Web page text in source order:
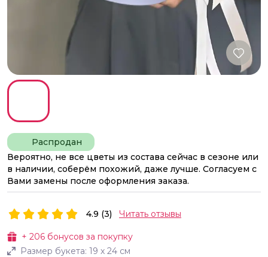
Распродан
Вероятно, не все цветы из состава сейчас в сезоне или
в наличии, соберём похожий, даже лучше. Согласуем с
Вами замены после оформления заказа.
+ 206 бонусов за покупку
Размер букета: 19 х 24 см
4.9 (3) Читать отзывы